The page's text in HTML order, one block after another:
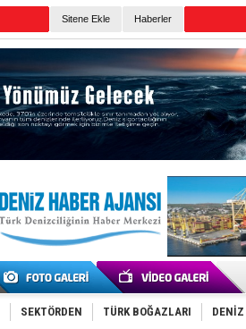
Sitene Ekle Haberler
SEKTÖRDEN TÜRK BOĞAZLARI